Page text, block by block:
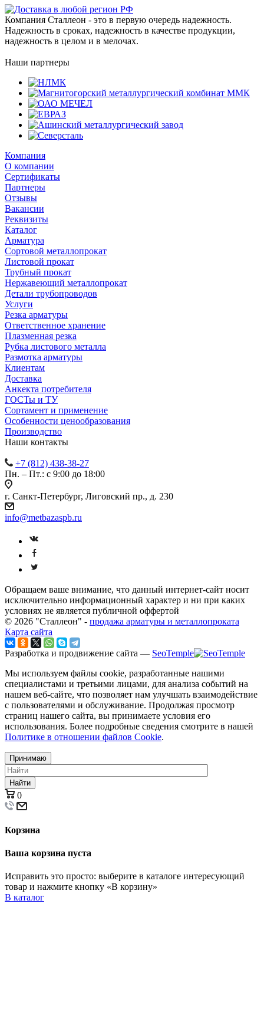
Компания Сталлеон - это в первую очередь надежность.
Надежность в сроках, надежность в качестве продукции,
надежность в целом и в мелочах.
Наши партнеры
Компания
О компании
Сертификаты
Партнеры
Отзывы
Вакансии
Реквизиты
Каталог
Арматура
Сортовой металлопрокат
Листовой прокат
Трубный прокат
Нержавеющий металлопрокат
Детали трубопроводов
Услуги
Резка арматуры
Ответственное хранение
Плазменная резка
Рубка листового металла
Размотка арматуры
Клиентам
Доставка
Анкекта потребителя
ГОСТы и ТУ
Сортамент и применение
Особенности ценообразования
Производство
Наши контакты
+7 (812) 438-38-27
Пн. – Пт.: с 9:00 до 18:00
г. Санкт-Петербург, Лиговский пр., д. 230
info@metbazaspb.ru
Обращаем ваше внимание, что данный интернет-сайт носит
исключительно информационный характер и ни при каких
условиях не является публичной оффертой
© 2026 "Сталлеон" - продажа арматуры и металлопроката
Карта сайта
Разработка и продвижение сайта — SeoTemple
Мы используем файлы cookie, разработанные нашими
специалистами и третьими лицами, для анализа событий на
нашем веб-сайте, что позволяет нам улучшать взаимодействие
с пользователями и обслуживание. Продолжая просмотр
страниц нашего сайта, вы принимаете условия его
использования. Более подробные сведения смотрите в нашей
Политике в отношении файлов Cookie.
Принимаю
Найти
0
Корзина
Ваша корзина пуста
Исправить это просто: выберите в каталоге интересующий
товар и нажмите кнопку «В корзину»
В каталог